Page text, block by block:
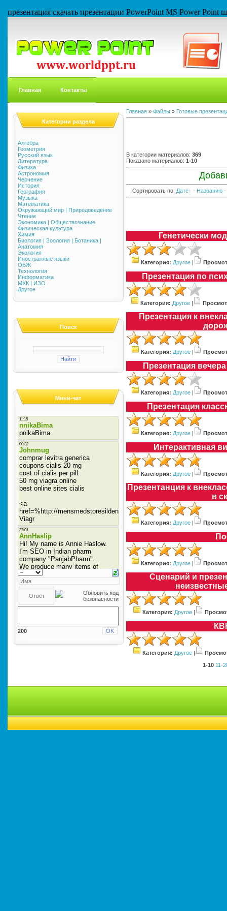
презентация скачать презентации PowerPoint MS Power
Главная Контакты
Категории раздела
Алгебра
Геометрия
Русский язык
Литература
Физика
Астрономия
Черчение
История
География
Музыка
Математика
Окружающий мир | Природоведение
Чтение
Экономика | Обществознание
Физическая культура
Химия
Биология | Зоология | Ботаника |
Анатомия
Экология
Иностранные языки
ОБЖ
Технология
Информатика
МХК | ИЗО
Другое
Поиск
Мини-чат
200
Главная » Файлы » Готовые
В категории материалов: 369
Показано материалов: 1-10
Сортировать по: Дате · Названию·
Генетически
Категория: Другое|
Презентация по
Категория: Другое |
Презентация к
Категория: Другое|
Презентация
Категория: Другое|
Презентация
Категория: Другое|
Интерактивная
Категория: Другое|
Презентанция к
в
Категория: Другое|
Категория: Другое|
Сценарий и
Категория: Другое|
Категория: Другое|
1-10 11-